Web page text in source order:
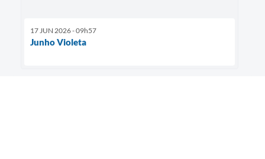
17 JUN 2026 - 09h57
Junho Violeta